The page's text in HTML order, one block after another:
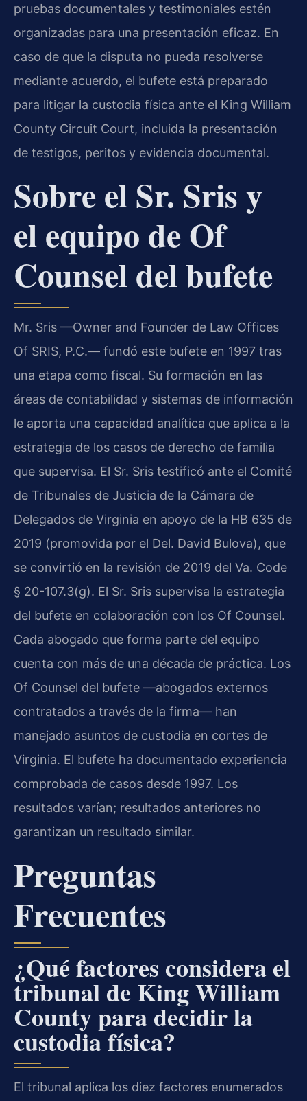
pruebas documentales y testimoniales estén
organizadas para una presentación eficaz. En
caso de que la disputa no pueda resolverse
mediante acuerdo, el bufete está preparado
para litigar la custodia física ante el King William
County Circuit Court, incluida la presentación
de testigos, peritos y evidencia documental.
Sobre el Sr. Sris y
el equipo de Of
Counsel del bufete
Mr. Sris —Owner and Founder de Law Offices
Of SRIS, P.C.— fundó este bufete en 1997 tras
una etapa como fiscal. Su formación en las
áreas de contabilidad y sistemas de información
le aporta una capacidad analítica que aplica a la
estrategia de los casos de derecho de familia
que supervisa. El Sr. Sris testificó ante el Comité
de Tribunales de Justicia de la Cámara de
Delegados de Virginia en apoyo de la HB 635 de
2019 (promovida por el Del. David Bulova), que
se convirtió en la revisión de 2019 del Va. Code
§ 20-107.3(g). El Sr. Sris supervisa la estrategia
del bufete en colaboración con los Of Counsel.
Cada abogado que forma parte del equipo
cuenta con más de una década de práctica. Los
Of Counsel del bufete —abogados externos
contratados a través de la firma— han
manejado asuntos de custodia en cortes de
Virginia. El bufete ha documentado experiencia
comprobada de casos desde 1997. Los
resultados varían; resultados anteriores no
garantizan un resultado similar.
Preguntas
Frecuentes
¿Qué factores considera el
tribunal de King William
County para decidir la
custodia física?
El tribunal aplica los diez factores enumerados